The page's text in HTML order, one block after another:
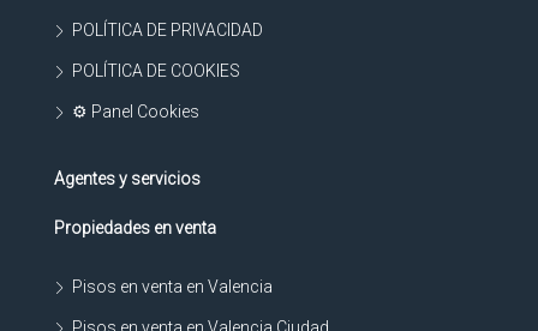
POLÍTICA DE PRIVACIDAD
POLÍTICA DE COOKIES
⚙ Panel Cookies
Agentes y servicios
Propiedades en venta
Pisos en venta en Valencia
Pisos en venta en Valencia Ciudad